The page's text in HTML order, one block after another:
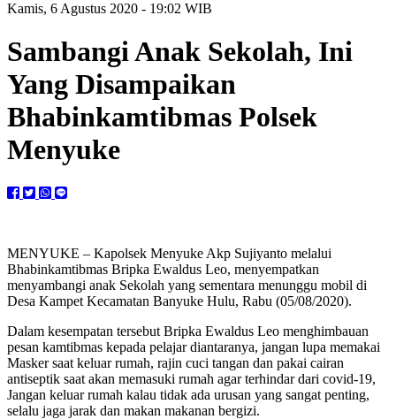
Kamis, 6 Agustus 2020 - 19:02 WIB
Sambangi Anak Sekolah, Ini
Yang Disampaikan
Bhabinkamtibmas Polsek
Menyuke
MENYUKE – Kapolsek Menyuke Akp Sujiyanto melalui
Bhabinkamtibmas Bripka Ewaldus Leo, menyempatkan
menyambangi anak Sekolah yang sementara menunggu mobil di
Desa Kampet Kecamatan Banyuke Hulu, Rabu (05/08/2020).
Dalam kesempatan tersebut Bripka Ewaldus Leo menghimbauan
pesan kamtibmas kepada pelajar diantaranya, jangan lupa memakai
Masker saat keluar rumah, rajin cuci tangan dan pakai cairan
antiseptik saat akan memasuki rumah agar terhindar dari covid-19,
Jangan keluar rumah kalau tidak ada urusan yang sangat penting,
selalu jaga jarak dan makan makanan bergizi.